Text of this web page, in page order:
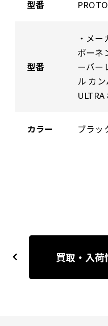
型番
型番
・メ
ポーネ
ーパー
ル カ
ULTRA
カラー ブラ
稿
previous 買取・入荷